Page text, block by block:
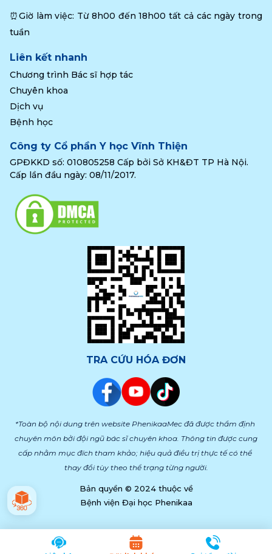
⏰Giờ làm việc: Từ 8h00 đến 18h00 tất cả các ngày trong
tuần
Liên kết nhanh
Chương trình Bác sĩ hợp tác
Chuyên khoa
Dịch vụ
Bệnh học
Công ty Cổ phần Y học Vĩnh Thiện
GPĐKKD số: 010805258 Cấp bởi Sở KH&ĐT TP Hà Nội.
Cấp lần đầu ngày: 08/11/2017.
TRA CỨU HÓA ĐƠN
*Toàn bộ nội dung trên website PhenikaaMec đã được thẩm định
chuyên môn bởi đội ngũ bác sĩ chuyên khoa. Thông tin được cung
cấp nhằm mục đích tham khảo; hiệu quả điều trị thực tế có thể
thay đổi tùy theo thể trạng từng người.
Bản quyền © 2024 thuộc về
Bệnh viện Đại học Phenikaa